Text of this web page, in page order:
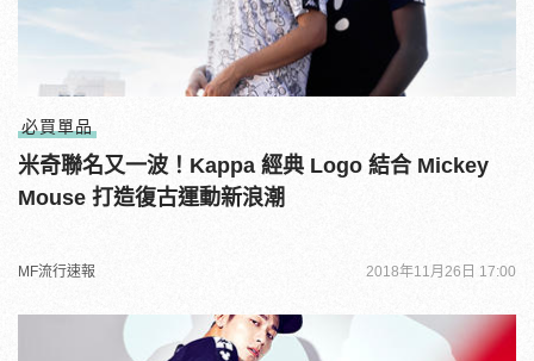
必買單品
米奇聯名又一波！Kappa 經典 Logo 結合 Mickey
Mouse 打造復古運動新浪潮
MF流行速報 2018年11月26日 17:00